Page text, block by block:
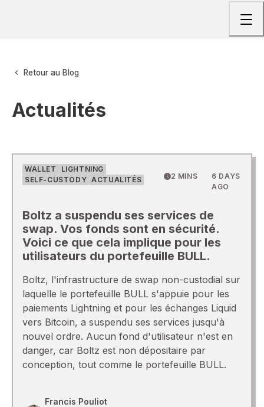
Retour au Blog
Actualités
WALLET
LIGHTNING
SELF-CUSTODY ACTUALITÉS 2 MINS
6 DAYS
AGO
Boltz a suspendu ses services de
swap. Vos fonds sont en sécurité.
Voici ce que cela implique pour les
utilisateurs du portefeuille BULL.
Boltz, l'infrastructure de swap non-custodial sur
laquelle le portefeuille BULL s'appuie pour les
paiements Lightning et pour les échanges Liquid
vers Bitcoin, a suspendu ses services jusqu'à
nouvel ordre. Aucun fond d'utilisateur n'est en
danger, car Boltz est non dépositaire par
conception, tout comme le portefeuille BULL.
Francis Pouliot